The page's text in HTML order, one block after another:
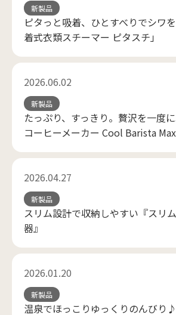
新製品
ピタっと吸着、ひとすべりでシワ
着式衣類スチーマー ピタスチ」
2026.06.02
新製品
たっぷり、すっきり。贅沢を一度
コーヒーメーカー Cool Barista
2026.04.27
新製品
スリム設計で収納しやすい『スリ
器』
2026.01.20
新製品
温泉でほっこりゆっくりのんびり